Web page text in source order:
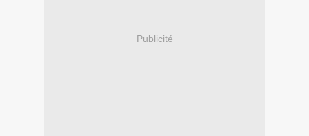
Publicité